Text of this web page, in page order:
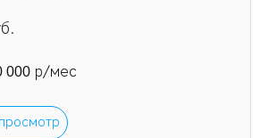
000 р/мес